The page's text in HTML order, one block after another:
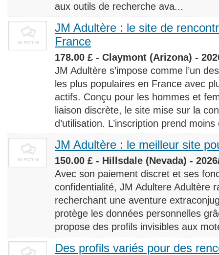
aux outils de recherche ava...
JM Adultère : le site de
France
178.00 £ - Claymont (Arizona) -
JM Adultère s’impose comme l’un
les plus populaires en France avec
actifs. Conçu pour les hommes et
liaison discrète, le site mise sur la
d’utilisation. L’inscription prend
JM Adultère : le meilleur site
150.00 £ - Hillsdale (Nevada) -
Avec son paiement discret et ses
confidentialité, JM Adultere Adultère
recherchant une aventure
protège les données personnelles
propose des profils invisibles aux
Des profils variés pour des